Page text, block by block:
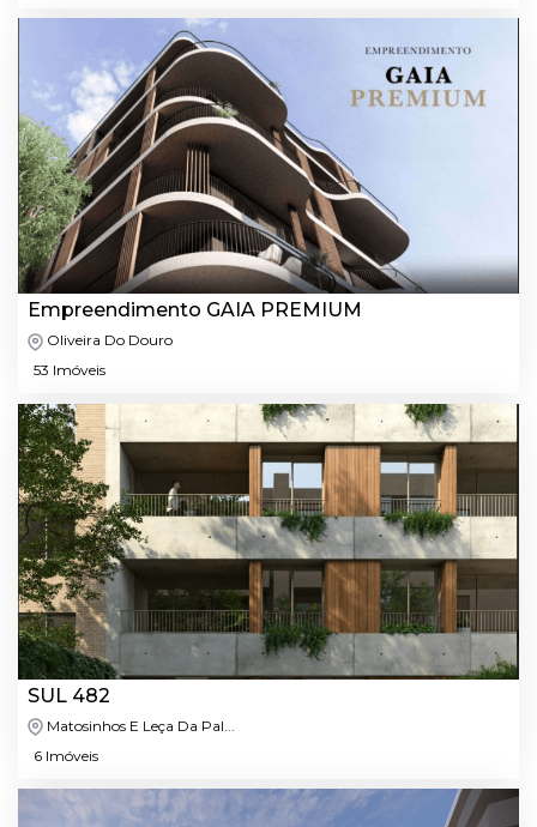
Empreendimento GAIA PREMIUM
Oliveira Do Douro
53 Imóveis
SUL 482
Matosinhos E Leça Da Pal...
6 Imóveis